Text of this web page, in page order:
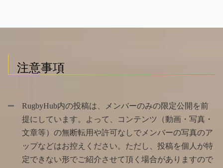
注意事項
RugbyHub内の投稿は、メンバーのみの限定公開を前
提にしています。よって、コンテンツ（動画・写真・
文章等）の無断転用や許可なしでメンバーの写真のア
ップなどはお控えください。ただし、投稿を個人が特
定できない形でご紹介させて頂く場合がありますので